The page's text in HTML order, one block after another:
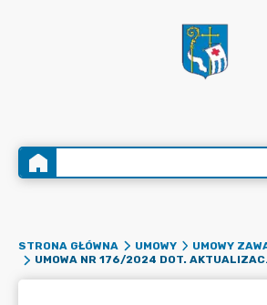
STRONA GŁÓWNA UMOWY
UMOWY
UMOWA NR 176/2024 DOT.